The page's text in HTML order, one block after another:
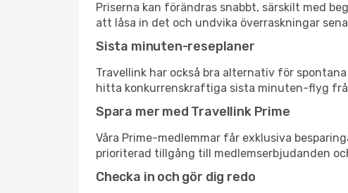
Priserna kan förändras snabbt, särskilt med
att låsa in det och undvika överraskningar
Sista minuten-reseplaner
Travellink har också bra alternativ för
hitta konkurrenskraftiga sista minuten-flyg
Spara mer med Travellink Prime
Våra Prime-medlemmar får exklusiva
prioriterad tillgång till medlemserbjudanden
Checka in och gör dig redo